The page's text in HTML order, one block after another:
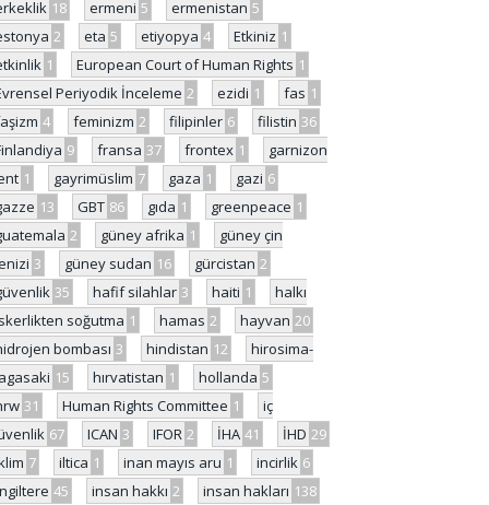
18 ermeni 5 ermenistan 5
2 eta 5 etiyopya 4 Etkiniz 1
1 European Court of Human Rights 1
Periyodik İnceleme 2 ezidi 1 fas 1
4 feminizm 2 filipinler 6 filistin 36
9 fransa 37 frontex 1
garnizon
1 gayrimüslim 7 gaza 1 gazi 6
13 GBT 86 gıda 1 greenpeace 1
2 güney afrika 1
güney çin
3 güney sudan 16 gürcistan 2
35 hafif silahlar 3 haiti 1
halkı
soğutma 1 hamas 2 hayvan 20
bombası 3 hindistan 12
hirosima-
15 hırvatistan 1 hollanda 5
31 Human Rights Committee 1
iç
67 ICAN 3 IFOR 2 İHA 41 İHD 29
7 iltica 1 inan mayıs aru 1 incirlik 6
45 insan hakkı 2 insan hakları 138